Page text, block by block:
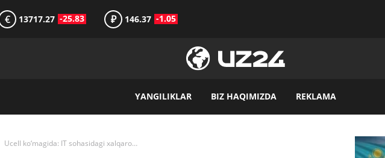
€ 13717.27 -25.83 ₽ 146.37 -1.05
YANGILIKLAR BIZ HAQIMIZDA REKLAMA
Ucell ko‘magida: IT sohasidagi xalqaro cho‘qqilar sari